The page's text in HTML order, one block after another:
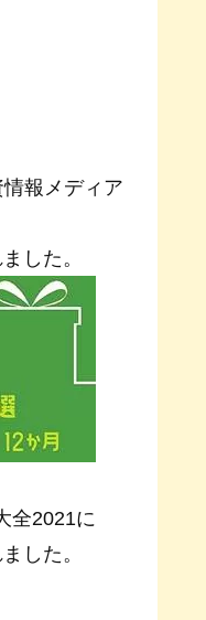
報メディア
した。
全2021に
した。